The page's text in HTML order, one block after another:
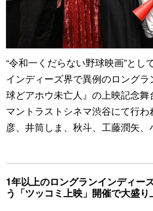
“令和一くだらない野球映画”とし
インディーズ界で異例のロング
球どアホウ未亡人』の上映記念
マントラストシネマ渋谷にて行
彦、井筒しま、秋斗、工藤潤矢、
1年以上のロングランインディー
う「ツッコミ上映」開催で大盛り